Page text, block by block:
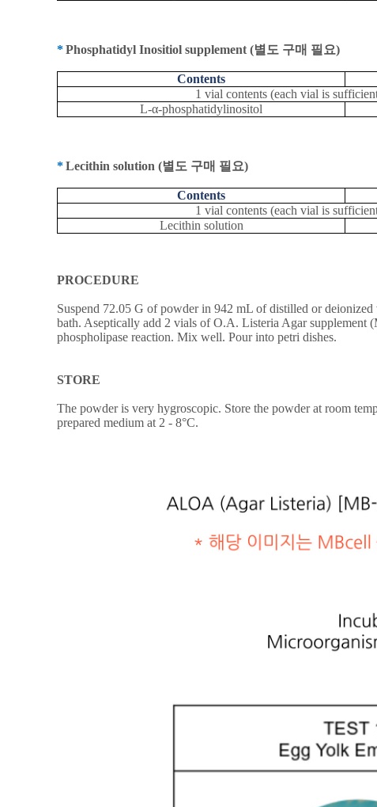
*Phosphatidyl Inositiol supplement (별도 구매 필요)
Contents
1 vial contents (each vial is
L-α-phosphatidylinositol
*Lecithin solution (별도 구매 필요)
Contents
1 vial contents (each vial is
Lecithin solution
PROCEDURE
Suspend 72.05 G of powder in 942 mL of distilled or
bath. Aseptically add 2 vials of O.A. Listeria Agar
phospholipase reaction. Mix well. Pour into petri dishes.
STORE
The powder is very hygroscopic. Store the powder at room
prepared medium at 2 - 8°C.